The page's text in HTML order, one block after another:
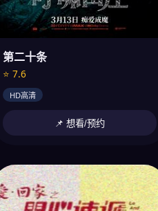
第二十条
⭐ 7.6
HD高清
📌 想看/预约